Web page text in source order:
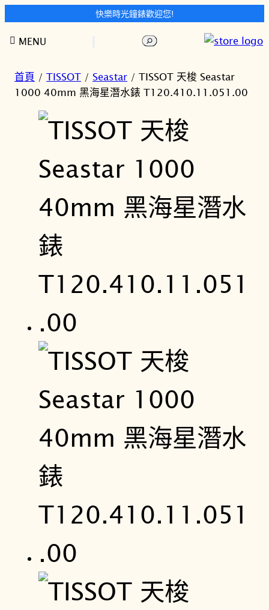
快樂時光鐘錶歡迎您!
至
搜
MENU
首頁 / TISSOT / Seastar / TISSOT 天梭 Seastar
1000 40mm 黑海星潛水錶 T120.410.11.051.00